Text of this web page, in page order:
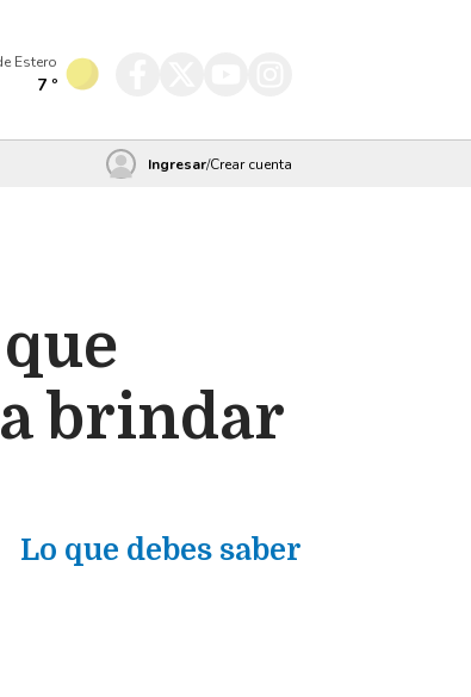
Estero
7 º
Ingresar/Crear cuenta
brindar
Lo que debes saber